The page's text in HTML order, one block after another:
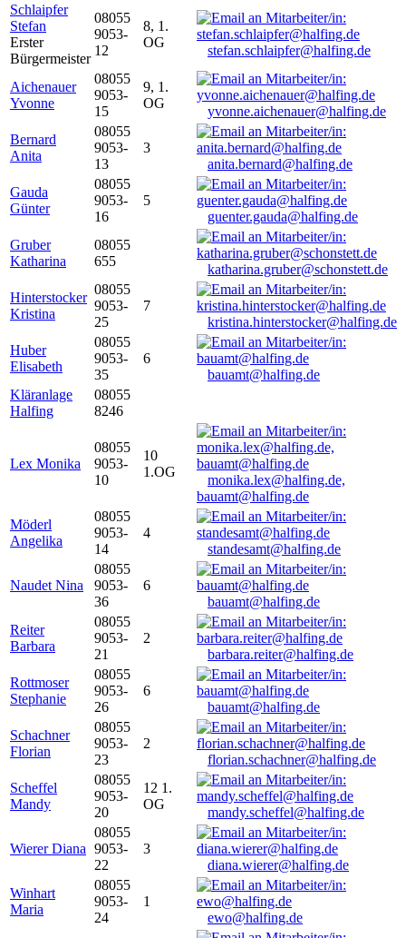
Schlaipfer
Stefan
Erster
Bürgermeister
08055
9053-
12
8, 1.
OG
stefan.schlaipfer@halfing.de
Aichenauer
Yvonne
08055
9053-
15
9, 1.
OG
yvonne.aichenauer@halfing.de
Bernard
Anita
08055
9053-
13
3
anita.bernard@halfing.de
Gauda
Günter
08055
9053-
16
5
guenter.gauda@halfing.de
Gruber
Katharina
08055
655
katharina.gruber@schonstett.de
Hinterstocker
Kristina
08055
9053-
25
7
kristina.hinterstocker@halfing.de
Huber
Elisabeth
08055
9053-
35
6
bauamt@halfing.de
Kläranlage
Halfing
08055
8246
Lex Monika
08055
9053-
10
10
1.OG
monika.lex@halfing.de,
bauamt@halfing.de
Möderl
Angelika
08055
9053-
14
4
standesamt@halfing.de
Naudet Nina
08055
9053-
36
6
bauamt@halfing.de
Reiter
Barbara
08055
9053-
21
2
barbara.reiter@halfing.de
Rottmoser
Stephanie
08055
9053-
26
6
bauamt@halfing.de
Schachner
Florian
08055
9053-
23
2
florian.schachner@halfing.de
Scheffel
Mandy
08055
9053-
20
12 1.
OG
mandy.scheffel@halfing.de
Wierer Diana
08055
9053-
22
3
diana.wierer@halfing.de
Winhart
Maria
08055
9053-
24
1
ewo@halfing.de